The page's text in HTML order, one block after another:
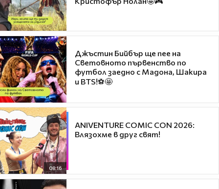
Джъстин Бийбър ще пее на
Световното първенство по
футбол заедно с Мадона, Шакира
и BTS!⚽🤩
08:16
ANIVENTURE COMIC CON 2026:
Влязохме в друг свят!